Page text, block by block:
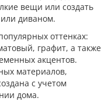
вещи или создать
диваном.
оттенках:
графит, а также
акцентов.
материалов,
с учетом
дома.